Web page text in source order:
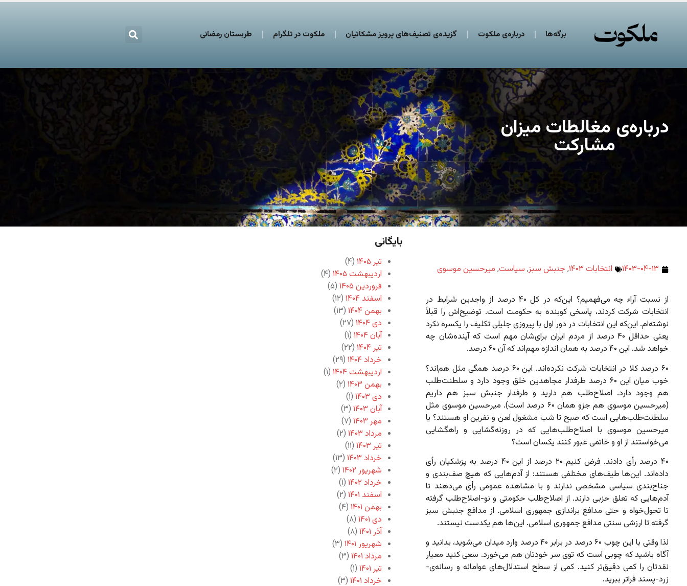
برگه‌ها درباره‌ی ملکوت گزیده‌ی تصنیف‌های پرویز مشکاتیان ملکوت در تلگرام طربستان رمضانی
درباره‌ی مغالطات میزان
مشارکت
۱۴۰۳-۰۴-۱۳ انتخابات ۱۴۰۳ , جنبش سبز, سیاست, میرحسین موسوی
از نسبت آراء چه می‌فهمیم؟ این‌که در کل ۴۰ درصد از واجدین شرایط در
انتخابات شرکت کردند، پاسخی کوبنده به حکومت است. توضیح‌اش را قبلاً
نوشته‌ام. این‌که این انتخابات در دور اول با پیروزی جلیلی تکلیف را یکسره نکرد
یعنی حداقل ۴۰ درصد از مردم ایران برای‌شان مهم است که آینده‌شان چه
خواهد شد. این ۴۰ درصد به همان اندازه مهم‌اند که آن ۶۰ درصد.
۶۰ درصد کلا در انتخابات شرکت نکرده‌اند. این ۶۰ درصد همگی مثل هم‌اند؟
خوب میان این ۶۰ درصد طرفدار مجاهدین خلق وجود دارد و سلطنت‌طلب
هم وجود دارد. اصلاح‌طلب هم دارید و طرفدار جنبش سبز هم داریم
(میرحسین موسوی هم جزو همان ۶۰ درصد است). میرحسین موسوی مثل
سلطنت‌طلب‌هایی است که صبح تا شب مشغول لعن و نفرین‌ او هستند؟ یا
میرحسین موسوی با اصلاح‌طلب‌هایی که در روزنه‌گشایی و راهگشایی
می‌خواستند از او و خاتمی عبور کنند یکسان است؟
۴۰ درصد رأی دادند. فرض کنیم ۲۰ درصد از این ۴۰ درصد به پزشکیان رأی
داده‌اند. این‌ها طیف‌های مختلفی هستند: از آدم‌هایی که هیچ صف‌بندی و
جناح‌بندی سیاسی مشخصی ندارند و با مشاهده عمومی رأی می‌دهند تا
آدم‌هایی که تعلق حزبی دارند. از اصلاح‌طلب حکومتی و نو-اصلاح‌طلب گرفته
تا تحول‌خواه و حتی مدافع براندازی جمهوری اسلامی. از مدافع جنبش سبز
گرفته تا ارزشی سنتی مدافع جمهوری اسلامی. این‌ها هم یکدست نیستند.
لذا وقتی با این چوب ۶۰ درصد در برابر ۴۰ درصد وارد میدان می‌شوید، بدانید و
آگاه باشید که چوبی است که توی سر خودتان هم می‌خورد. سعی کنید معیار
نقدتان را کمی دقیق‌تر کنید. کمی از سطح استدلال‌های عوامانه و رسانه‌ی‌-
زرد-پسند فراتر ببرید.
بایگانی
تیر ۱۴۰۵
(۴)
اردیبهشت ۱۴۰۵
(۴)
فروردین ۱۴۰۵
(۵)
اسفند ۱۴۰۴
(۱۲)
بهمن ۱۴۰۴
(۱۳)
دی ۱۴۰۴
(۲۷)
آبان ۱۴۰۴
(۱)
تیر ۱۴۰۴
(۲۲)
خرداد ۱۴۰۴
(۲۹)
اردیبهشت ۱۴۰۴
(۱)
بهمن ۱۴۰۳
(۲)
دی ۱۴۰۳
(۱)
آبان ۱۴۰۳
(۳)
مهر ۱۴۰۳
(۷)
مرداد ۱۴۰۳
(۲)
تیر ۱۴۰۳
(۱۱)
خرداد ۱۴۰۳
(۱۳)
شهریور ۱۴۰۲
(۲)
خرداد ۱۴۰۲
(۱)
اسفند ۱۴۰۱
(۲)
بهمن ۱۴۰۱
(۴)
دی ۱۴۰۱
(۸)
آذر ۱۴۰۱
(۸)
شهریور ۱۴۰۱
(۳)
مرداد ۱۴۰۱
(۳)
تیر ۱۴۰۱
(۱)
خرداد ۱۴۰۱
(۳)